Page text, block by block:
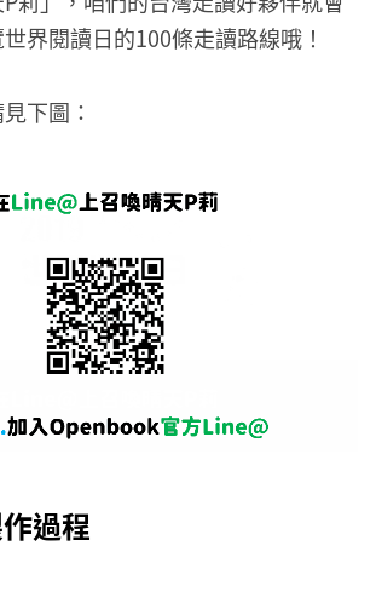
界閱讀日的100條走讀路線哦！
下圖：
過程